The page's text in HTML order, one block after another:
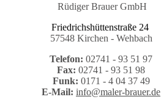
Rüdiger Brauer GmbH
Friedrichshüttenstraße 24
57548 Kirchen - Wehbach
Telefon: 02741 - 93 51 97
Fax: 02741 - 93 51 98
Funk: 0171 - 4 04 37 49
E-Mail: info@maler-brauer.de